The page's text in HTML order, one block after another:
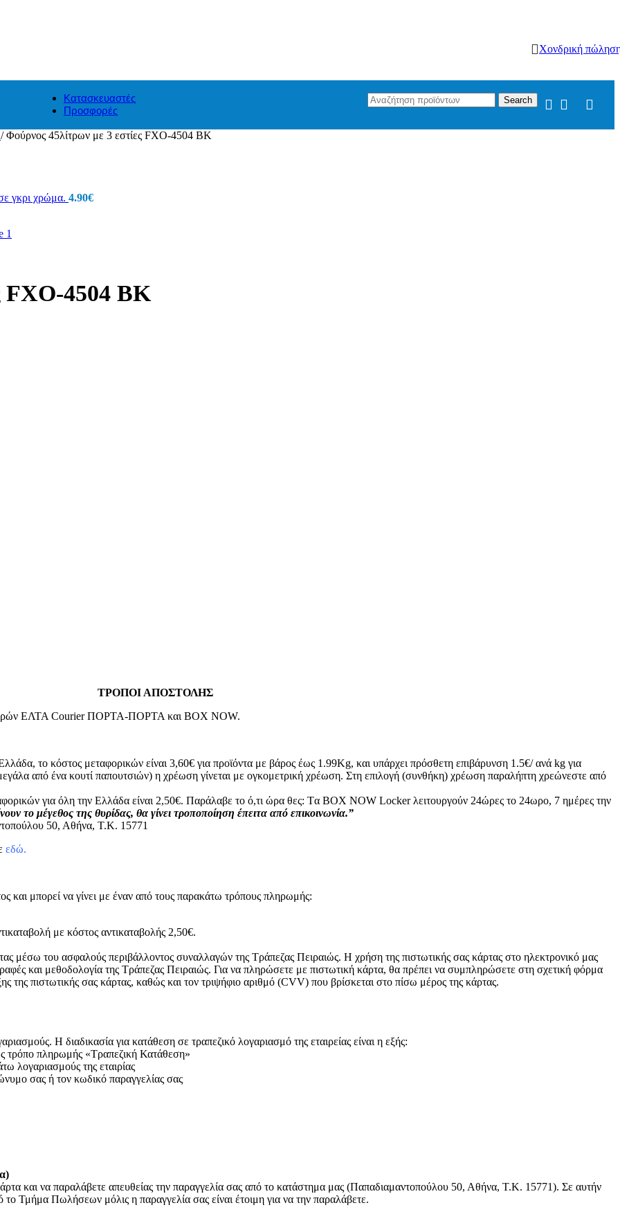
Χονδρική
Κατασκευαστές
Προσφορές
Search
/ Φούρνος 45λίτρων με 3 εστίες FXO-4504 BK
γκρι χρώμα. 4.90€
FXO-4504 BK
ΤΡΟΠΟΙ ΑΠΟΣΤΟΛΗΣ
ΕΛΤΑ Courier ΠΟΡΤΑ-ΠΟΡΤΑ και BOX NOW.
το κόστος μεταφορικών είναι 3,60€ για προϊόντα με βάρος έως 1.99Kg, και υπάρχει πρόσθετη επιβάρυνση 1.5€/ ανά kg για
από ένα κουτί παπουτσιών) η χρέωση γίνεται με ογκομετρική χρέωση. Στη επιλογή (συνθήκη) χρέωση παραλήπτη χρεώνεστε από
για όλη την Ελλάδα είναι 2,50€. Παράλαβε το ό,τι ώρα θες: Tα ΒΟΧ ΝΟW Locker λειτουργούν 24ώρες το 24ωρο, 7 ημέρες την
το μέγεθος της θυρίδας, θα γίνει τροποποίηση έπειτα από επικοινωνία.”
50, Αθήνα, Τ.Κ. 15771
εδώ.
και μπορεί να γίνει με έναν από τους παρακάτω τρόπους πληρωμής:
με κόστος αντικαταβολής 2,50€.
μέσω του ασφαλούς περιβάλλοντος συναλλαγών της Τράπεζας Πειραιώς. Η χρήση της πιστωτικής σας κάρτας στο ηλεκτρονικό μας
και μεθοδολογία της Τράπεζας Πειραιώς. Για να πληρώσετε με πιστωτική κάρτα, θα πρέπει να συμπληρώσετε στη σχετική φόρμα
της πιστωτικής σας κάρτας, καθώς και τον τριψήφιο αριθμό (CVV) που βρίσκεται στο πίσω μέρος της κάρτας.
Η διαδικασία για κατάθεση σε τραπεζικό λογαριασμό της εταιρείας είναι η εξής:
τρόπο πληρωμής «Τραπεζική Κατάθεση»
λογαριασμούς της εταιρίας
σας ή τον κωδικό παραγγελίας σας
και να παραλάβετε απευθείας την παραγγελία σας από το κατάστημα μας (Παπαδιαμαντοπούλου 50, Αθήνα, Τ.Κ. 15771). Σε αυτήν
Τμήμα Πωλήσεων μόλις η παραγγελία σας είναι έτοιμη για να την παραλάβετε.